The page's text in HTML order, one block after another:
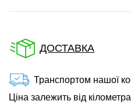
ДОСТАВКА
Транспортом нашої
Ціна залежить від